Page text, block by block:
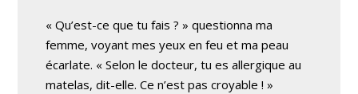
« Qu’est-ce que tu fais ? » questionna ma
femme, voyant mes yeux en feu et ma peau
écarlate. « Selon le docteur, tu es allergique au
matelas, dit-elle. Ce n’est pas croyable ! »